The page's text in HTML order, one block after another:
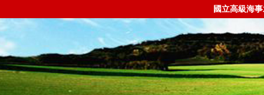
國立高級海